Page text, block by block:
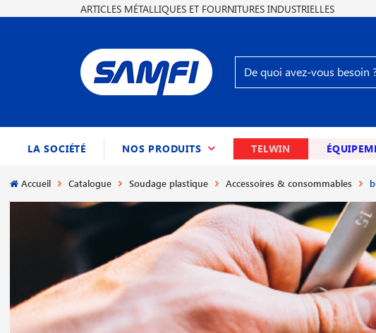
ARTICLES MÉTALLIQUES ET FOURNITURES INDUSTRIELLES
LA SOCIÉTÉ NOS PRODUITS (CURRENT)TELWIN
Accueil Catalogue Soudage plastique Accessoires & consommables